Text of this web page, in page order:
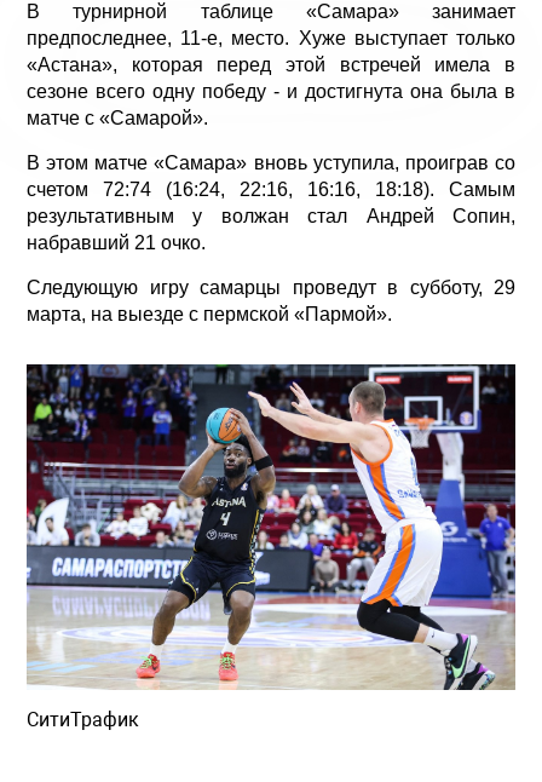
В турнирной таблице «Самара» занимает
предпоследнее, 11-е, место. Хуже выступает только
«Астана», которая перед этой встречей имела в
сезоне всего одну победу - и достигнута она была в
матче с «Самарой».
В этом матче «Самара» вновь уступила, проиграв со
счетом 72:74 (16:24, 22:16, 16:16, 18:18). Самым
результативным у волжан стал Андрей Сопин,
набравший 21 очко.
Следующую игру самарцы проведут в субботу, 29
марта, на выезде с пермской «Пармой».
СитиТрафик